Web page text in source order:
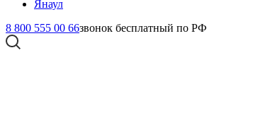
Янаул
8 800 555 00 66звонок бесплатный по РФ